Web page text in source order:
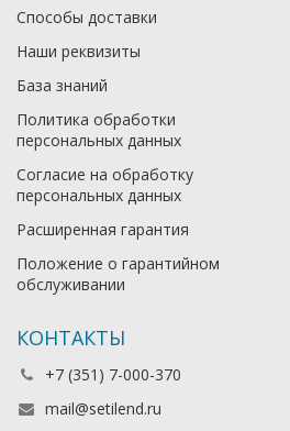
Способы доставки
Наши реквизиты
База знаний
Политика обработки
персональных данных
Согласие на обработку
персональных данных
Расширенная гарантия
Положение о гарантийном
обслуживании
КОНТАКТЫ
+7 (351) 7-000-370
mail@setilend.ru